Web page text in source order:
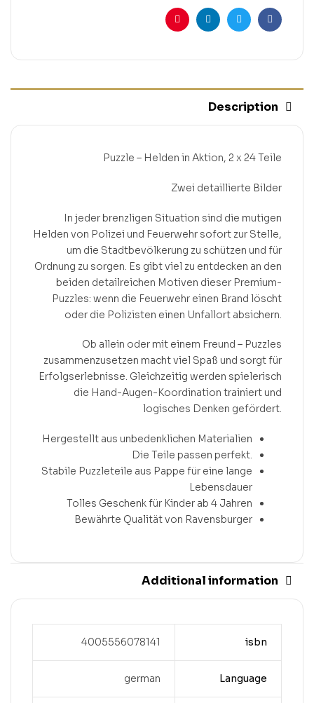
Facebook
Twitter
Linkedin
Pinterest
Description
Puzzle – Helden in Aktion, 2 x 24 Teile
Zwei detaillierte Bilder
In jeder brenzligen Situation sind die mutigen
Helden von Polizei und Feuerwehr sofort zur Stelle,
um die Stadtbevölkerung zu schützen und für
Ordnung zu sorgen. Es gibt viel zu entdecken an den
beiden detailreichen Motiven dieser Premium-
Puzzles: wenn die Feuerwehr einen Brand löscht
oder die Polizisten einen Unfallort absichern.
Ob allein oder mit einem Freund – Puzzles
zusammenzusetzen macht viel Spaß und sorgt für
Erfolgserlebnisse. Gleichzeitig werden spielerisch
die Hand-Augen-Koordination trainiert und
logisches Denken gefördert.
Hergestellt aus unbedenklichen Materialien
Die Teile passen perfekt.
Stabile Puzzleteile aus Pappe für eine lange
Lebensdauer
Tolles Geschenk für Kinder ab 4 Jahren
Bewährte Qualität von Ravensburger
Additional information
isbn
4005556078141
Language
german